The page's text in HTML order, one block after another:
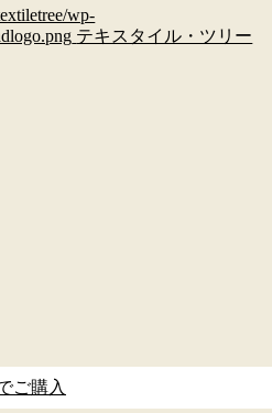
wp-
テキスタイル・ツリー
ご購入